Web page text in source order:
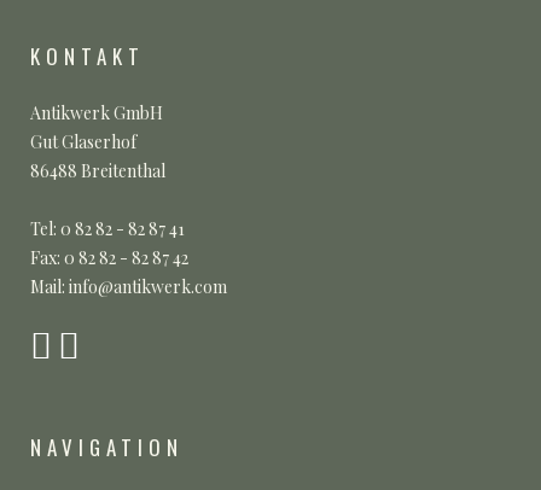
KONTAKT
Antikwerk GmbH
Gut Glaserhof
86488 Breitenthal
Tel: 0 82 82 - 82 87 41
Fax: 0 82 82 - 82 87 42
Mail: info@antikwerk.com
NAVIGATION